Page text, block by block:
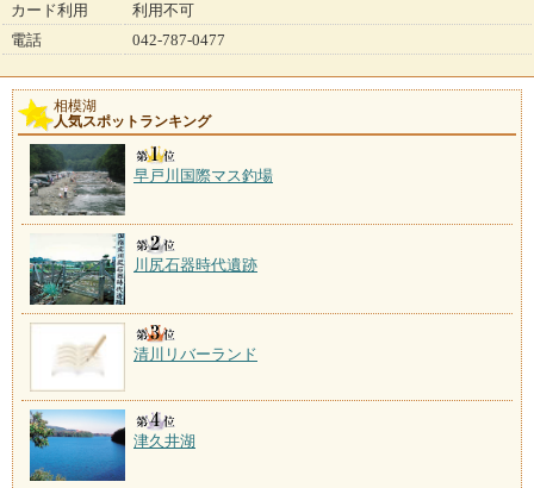
カード利用
利用不可
電話
042-787-0477
相模湖
人気スポットランキング
早戸川国際マス釣場
川尻石器時代遺跡
清川リバーランド
津久井湖